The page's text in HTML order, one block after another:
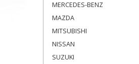
MERCEDES-BENZ
MAZDA
MITSUBISHI
NISSAN
SUZUKI